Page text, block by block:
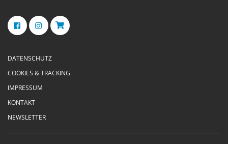
DATENSCHUTZ
COOKIES & TRACKING
IMPRESSUM
KONTAKT
NEWSLETTER